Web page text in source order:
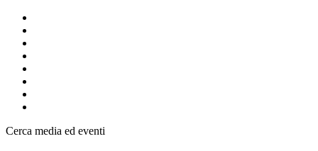
Cerca media ed eventi